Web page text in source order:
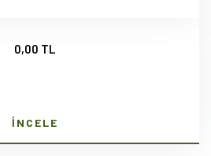
0,00 TL
İNCELE